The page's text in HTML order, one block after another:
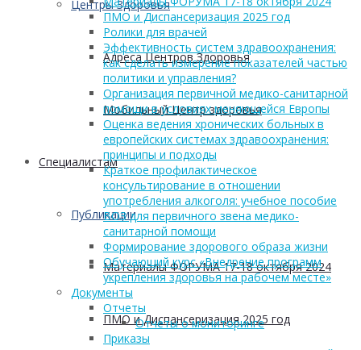
Центры Здоровья
Адреса Центров Здоровья
Мобильный Центр здоровья
Cпециалистам
Публикации
Материалы ФОРУМА 17-18 октября 2024
ПМО и Диспансеризация 2025 год
ПМО и Диспансеризация 2025 год
Ролики для врачей
Эффективность систем здравоохранения:
как сделать измерение показателей частью
политики и управления?
Организация первичной медико-санитарной
помощи в условиях меняющейся Европы
Оценка ведения хронических больных в
европейских системах здравоохранения:
принципы и подходы
Краткое профилактическое
консультирование в отношении
употребления алкоголя: учебное пособие
ВОЗ для первичного звена медико-
санитарной помощи
Формирование здорового образа жизни
Обучающий курс «Внедрение программ
укрепления здоровья на рабочем месте»
Документы
Отчеты
Отчеты о мониторинге
Приказы